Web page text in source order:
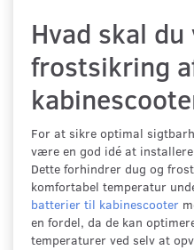
Hvad skal du
frostsikring
For at sikre optimal
være en god idé at
Dette forhindrer dug og
komfortabel temperatur
batterier til kabinescooter
en fordel, da de kan
temperaturer ved selv at